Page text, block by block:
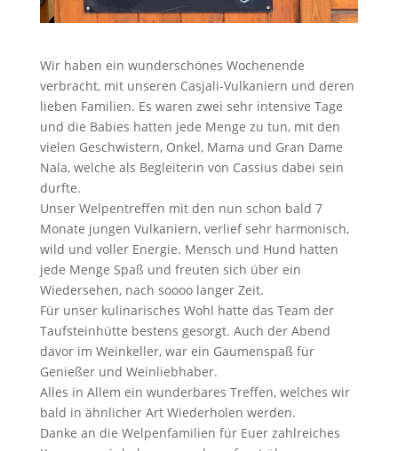
Wir haben ein wunderschönes Wochenende
verbracht, mit unseren Casjali-Vulkaniern und deren
lieben Familien. Es waren zwei sehr intensive Tage
und die Babies hatten jede Menge zu tun, mit den
vielen Geschwistern, Onkel, Mama und Gran Dame
Nala, welche als Begleiterin von Cassius dabei sein
durfte.
Unser Welpentreffen mit den nun schon bald 7
Monate jungen Vulkaniern, verlief sehr harmonisch,
wild und voller Energie. Mensch und Hund hatten
jede Menge Spaß und freuten sich über ein
Wiedersehen, nach soooo langer Zeit.
Für unser kulinarisches Wohl hatte das Team der
Taufsteinhütte bestens gesorgt. Auch der Abend
davor im Weinkeller, war ein Gaumenspaß für
Genießer und Weinliebhaber.
Alles in Allem ein wunderbares Treffen, welches wir
bald in ähnlicher Art Wiederholen werden.
Danke an die Welpenfamilien für Euer zahlreiches